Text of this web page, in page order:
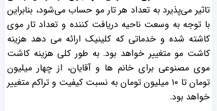
تاثیر می‌پذیرد به تعداد هر تار مو حساب می‌شود، بنابراین
با توجه به وسعت ناحیه دریافت کننده و تعداد تار موی
کاشته شده و خدماتی که کلینیک ارائه می دهد هزینه
کاشت مو متغییر خواهد بود.به طور کلی هزینه کاشت
موی مصنوعی برای خانم ها و آقایان، از چهار میلیون
تومان تا ۱۰ میلیون تومان به نسبت کیفیت و تراکم متغییر
خواهد بود.